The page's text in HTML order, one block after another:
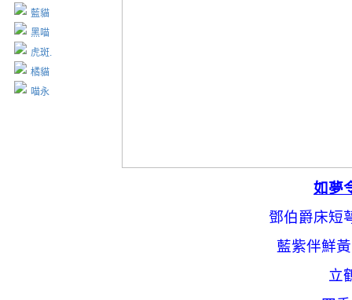
藍貓
黑喵
虎斑.
橘貓
喵永
如夢
鄧伯爵床短
藍紫伴鮮
立